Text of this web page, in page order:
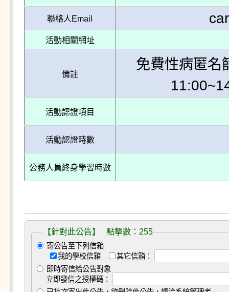
聯絡人Email
活動相關網址
備註
免費性病匿名
活動認證項目
活動認證時數
公務人員終身學習時數
【針對此公告】 點擊數：255
寄公告至下列信箱
我的學校信箱
其它信箱：
即時寄信給公告對象
立即發信之授權碼：